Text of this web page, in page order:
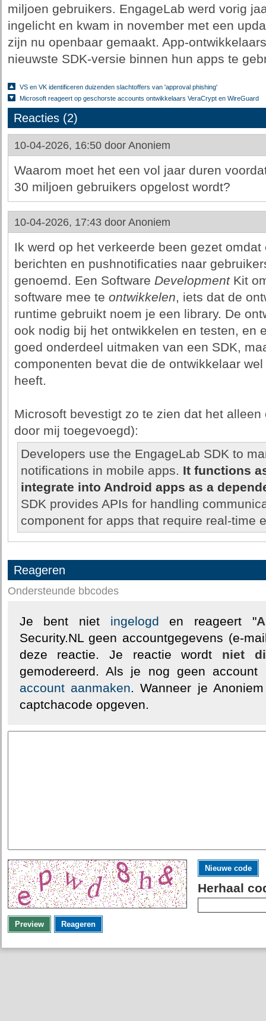
miljoen gebruikers. EngageLab werd vorig
ingelicht en kwam in november met een
zijn nu openbaar gemaakt. App-
nieuwste SDK-versie binnen hun apps te
VS en VK identificeren duizenden slachtoffers van 'approval phishing'
Microsoft reageert op geschorste accounts ontwikkelaars VeraCrypt en WireGuard
Reacties (2)
10-04-2026, 16:50 door Anoniem
Waarom moet het een vol jaar duren
30 miljoen gebruikers opgelost wordt?
10-04-2026, 17:43 door Anoniem
Ik werd op het verkeerde been gezet
berichten en pushnotificaties naar
genoemd. Een Software DevelopmentKit
software mee te ontwikkelen, iets dat de
runtime gebruikt noem je een library. De
ook nodig bij het ontwikkelen en testen, en
goed onderdeel uitmaken van een SDK,
componenten bevat die de ontwikkelaar
heeft.
Microsoft bevestigt zo te zien dat het
door mij toegevoegd):
Developers use the EngageLab SDK to
notifications in mobile apps. It functions
integrate into Android apps as a
SDK provides APIs for handling
component for apps that require real-time
Reageren
Ondersteunde bbcodes
Je bent niet ingelogd en reageert "
Security.NL geen accountgegevens (e-
deze reactie. Je reactie wordt niet
gemodereerd. Als je nog geen
account aanmaken. Wanneer je
captchacode opgeven.
Nieuwe code
Herhaal
Preview Reageren